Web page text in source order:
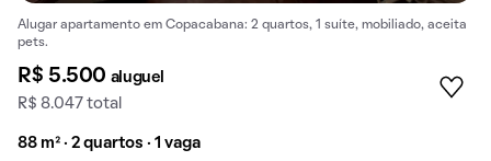
Alugar apartamento em Copacabana: 2 quartos, 1 suíte, mobiliado, aceita
pets.
R$ 5.500 aluguel
R$ 8.047 total
88 m² · 2 quartos · 1 vaga